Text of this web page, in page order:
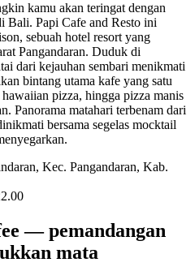
kamu akan teringat dengan
Bali. Papi Cafe and Resto ini
sebuah hotel resort yang
Pangandaran. Duduk di
dari kejauhan sembari menikmati
bintang utama kafe yang satu
pizza, hingga pizza manis
Panorama matahari terbenam dari
bersama segelas mocktail
Kec. Pangandaran, Kab.
— pemandangan
mata